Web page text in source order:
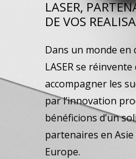
LASER,
DE VOS
Dans un monde
LASER se
accompagner les
par l’innovation
bénéficions d’un
partenaires en Asie
Europe.